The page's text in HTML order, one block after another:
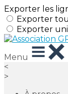
Exporter les
Exporter
Exporter
Menu
<
>